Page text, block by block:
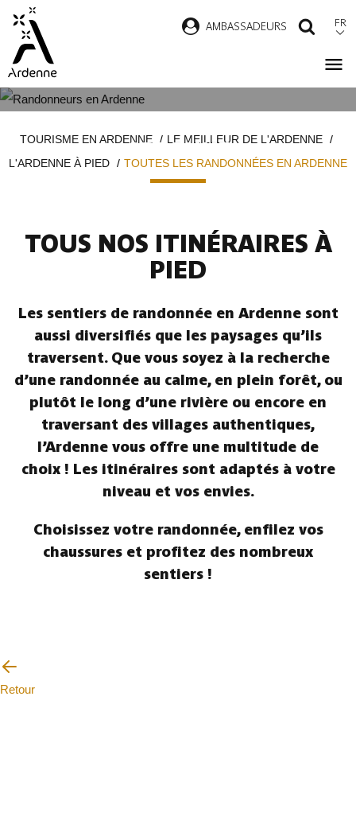
contenu
principal
AMBASSADEURS FR
ARDENNE
d'ArianeTOURISME EN ARDENNE
LE MEILLEUR DE L'ARDENNE
L'ARDENNE À PIED
TOUTES LES RANDONNÉES EN ARDENNE
TOUS NOS ITINÉRAIRES À
PIED
Les sentiers de randonnée en Ardenne sont
aussi diversifiés que les paysages qu’ils
traversent. Que vous soyez à la recherche
d’une randonnée au calme, en plein forêt, ou
plutôt le long d’une rivière ou encore en
traversant des villages authentiques,
l’Ardenne vous offre une multitude de
choix ! Les itinéraires sont adaptés à votre
niveau et vos envies.
Choisissez votre randonnée, enfilez vos
chaussures et profitez des nombreux
sentiers !
Retour